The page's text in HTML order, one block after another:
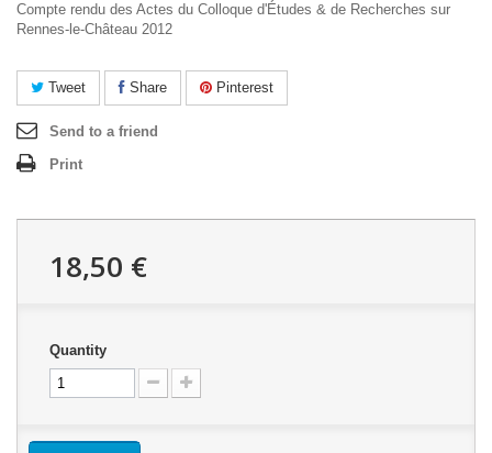
Compte rendu des Actes du Colloque d'Études & de Recherches sur
Rennes-le-Château 2012
Tweet Share Pinterest
Send to a friend
Print
18,50 €
Quantity